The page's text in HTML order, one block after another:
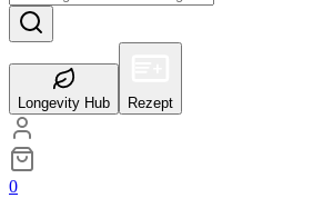
Longevity Hub Rezept
0